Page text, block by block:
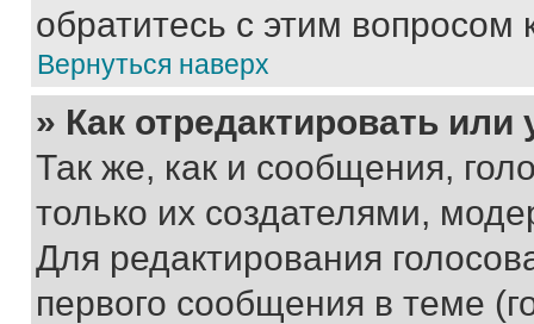
обратитесь с этим вопросом
Вернуться наверх
» Как отредактировать
Так же, как и сообщения,
только их создателями,
Для редактирования
первого сообщения в теме